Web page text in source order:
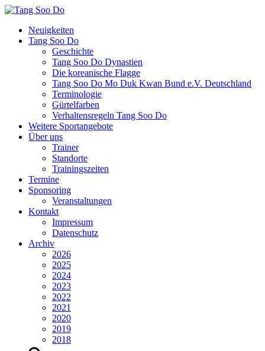
Neuigkeiten
Tang Soo Do
Geschichte
Tang Soo Do Dynastien
Die koreanische Flagge
Tang Soo Do Mo Duk Kwan Bund e.V. Deutschland
Terminologie
Gürtelfarben
Verhaltensregeln Tang Soo Do
Weitere Sportangebote
Über uns
Trainer
Standorte
Trainingszeiten
Termine
Sponsoring
Veranstaltungen
Kontakt
Impressum
Datenschutz
Archiv
2026
2025
2024
2023
2022
2021
2020
2019
2018